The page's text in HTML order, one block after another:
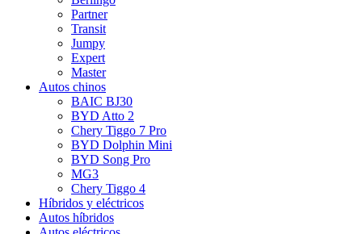
Partner
Transit
Jumpy
Expert
Master
Autos chinos
BAIC BJ30
BYD Atto 2
Chery Tiggo 7 Pro
BYD Dolphin Mini
BYD Song Pro
MG3
Chery Tiggo 4
Híbridos y eléctricos
Autos híbridos